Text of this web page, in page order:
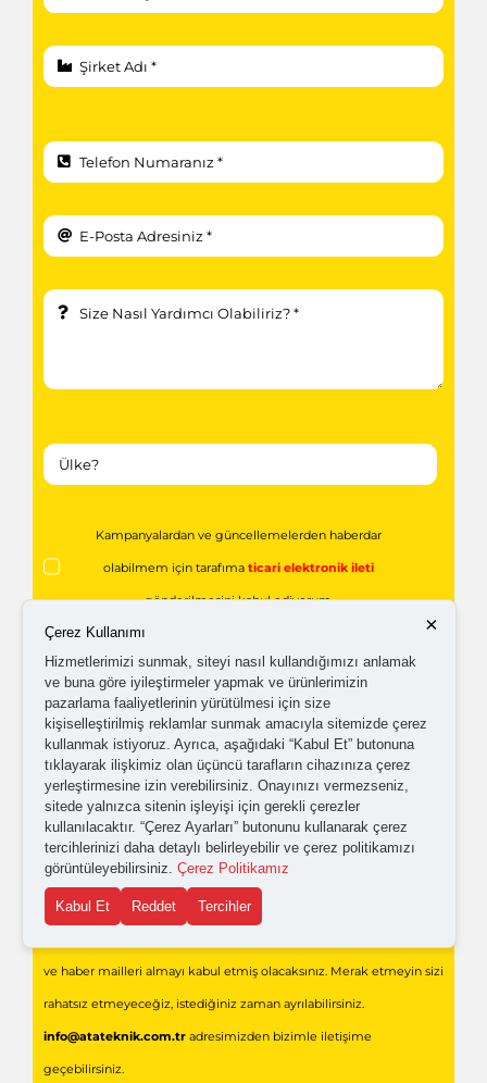
Kampanyalardan ve güncellemelerden haberdar
olabilmem için tarafımaticari elektronik ileti
gönderilmesini kabul ediyorum.
Kişisel verilerimin işlenmesine yönelikaydınlatma ve
açık rıza metni'ni okudum,onaylıyorum.
Gönder
ve haber mailleri almayı kabul etmiş olacaksınız. Merak etmeyin sizi
rahatsız etmeyeceğiz, istediğiniz zaman ayrılabilirsiniz.
info@atateknik.com.tradresimizden bizimle iletişime
geçebilirsiniz.
×
Çerez Kullanımı
Hizmetlerimizi sunmak, siteyi nasıl kullandığımızı anlamak
ve buna göre iyileştirmeler yapmak ve ürünlerimizin
pazarlama faaliyetlerinin yürütülmesi için size
kişiselleştirilmiş reklamlar sunmak amacıyla sitemizde çerez
kullanmak istiyoruz. Ayrıca, aşağıdaki “Kabul Et” butonuna
tıklayarak ilişkimiz olan üçüncü tarafların cihazınıza çerez
yerleştirmesine izin verebilirsiniz. Onayınızı vermezseniz,
sitede yalnızca sitenin işleyişi için gerekli çerezler
kullanılacaktır. “Çerez Ayarları” butonunu kullanarak çerez
tercihlerinizi daha detaylı belirleyebilir ve çerez politikamızı
görüntüleyebilirsiniz. Çerez Politikamız
Kabul Et Reddet Tercihler